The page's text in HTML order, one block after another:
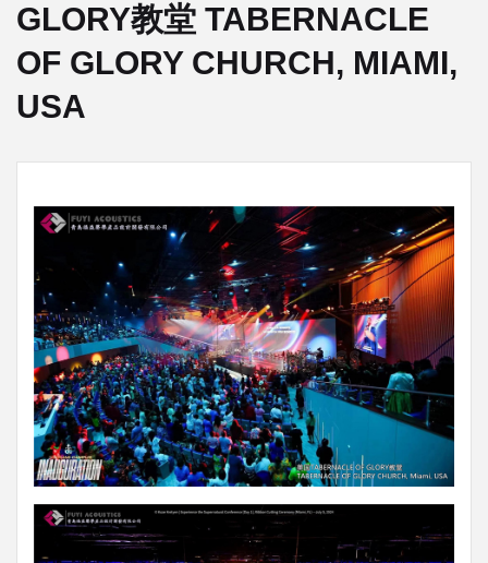
GLORY教堂 TABERNACLE
OF GLORY CHURCH, MIAMI,
USA